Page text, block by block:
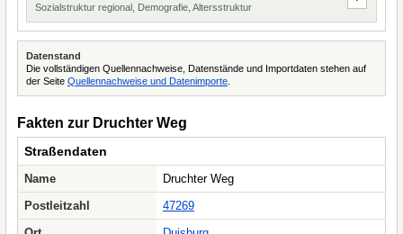
Sozialstruktur regional, Demografie, Altersstruktur
Datenstand
Die vollständigen Quellennachweise, Datenstände und Importdaten stehen auf
der Seite Quellennachweise und Datenimporte
Fakten zur Druchter Weg
Straßendaten
Name
Druchter Weg
Postleitzahl
47269